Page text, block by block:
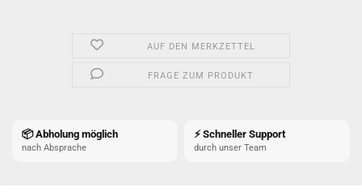
AUF DEN MERKZETTEL
FRAGE ZUM PRODUKT
📦 Abholung möglich
nach Absprache
⚡ Schneller Support
durch unser Team